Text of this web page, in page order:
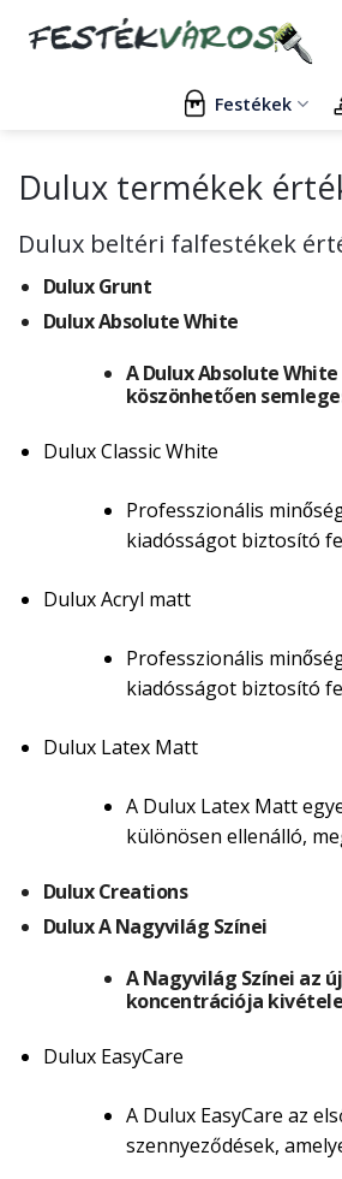
Festékek
Dulux termékek
Dulux beltéri falfestékek
Dulux Grunt
Dulux Absolute White
A Dulux Absolute
köszönhetően
Dulux Classic White
Professzionális
kiadósságot biztosító
Dulux Acryl matt
Professzionális
kiadósságot biztosító
Dulux Latex Matt
A Dulux Latex Matt
különösen ellenálló,
Dulux Creations
Dulux A Nagyvilág Színei
A Nagyvilág Színei az
koncentrációja
Dulux EasyCare
A Dulux EasyCare az
szennyeződések,